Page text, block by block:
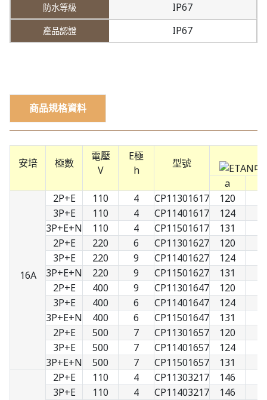
IP67
IP67
商品規格資料
安培 極數
電壓
V
E極
h
型號
a
16A
2P+E 110 4 CP11301617 120
3P+E
110 4 CP11401617 124
3P+E+N
110 4 CP11501617 131
2P+E
220 6 CP11301627 120
3P+E
220 9 CP11401627 124
3P+E+N
220 9 CP11501627 131
2P+E
400 9 CP11301647 120
3P+E
400 6 CP11401647 124
3P+E+N
400 6 CP11501647 131
2P+E
500 7 CP11301657 120
3P+E
500 7 CP11401657 124
3P+E+N
500 7 CP11501657 131
2P+E 110 4 CP11303217 146
3P+E
110 4 CP11403217 146